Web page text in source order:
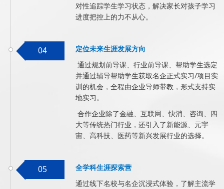
对性追踪学生学习状态，解决家长对孩子学习
进度把控上的力不从心。
04
定位未来生涯发展方向
通过规划前导课、行业前导课、帮助学生选定
并通过辅导帮助学生获取名企正式实习/项目实
训的机会，全程由企业导师带教，形式支持实
地实习。
合作企业除了金融、互联网、快消、咨询、四
大等传统热门行业，还引入了新能源、元宇
宙、高科技、医药等新兴发展行业的选择。
05
全学科生涯探索营
通过线下名校与名企沉浸式体验，了解主流学